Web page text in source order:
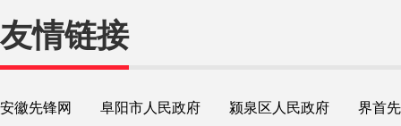
友情链接
安徽先锋网 阜阳市人民政府 颍泉区人民政府
界首